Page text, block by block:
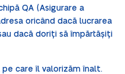
QA (Asigurare a
oricând dacă lucrarea
dacă doriți să împărtășiți
care îl valorizăm înalt.